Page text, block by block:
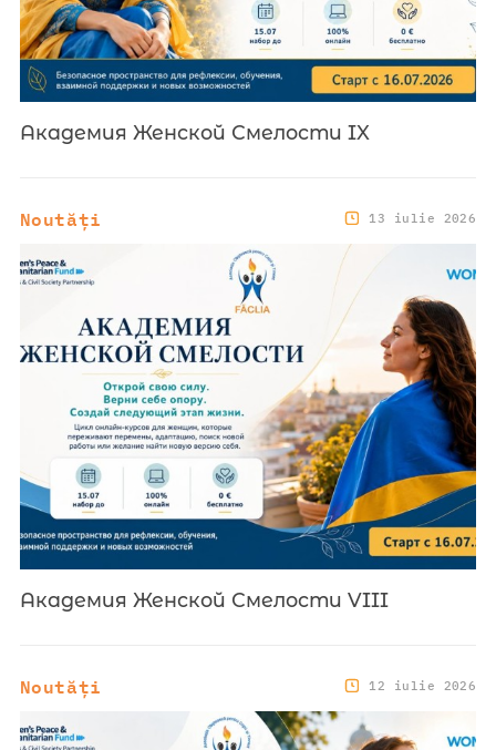
Академия Женской Смелости IX
Noutăți 13 iulie 2026
Академия Женской Смелости VIII
Noutăți 12 iulie 2026